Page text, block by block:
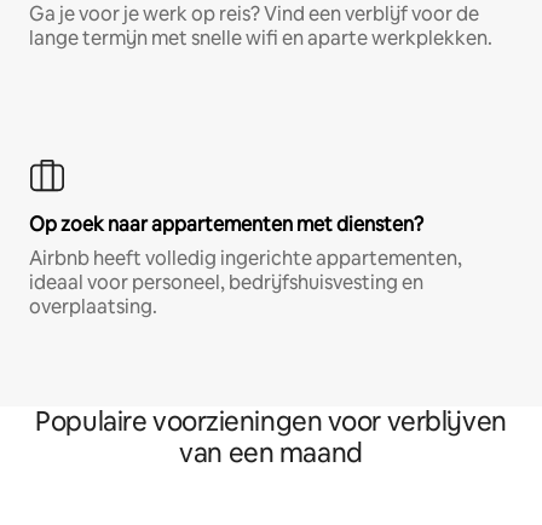
Ga je voor je werk op reis? Vind een verblijf voor de
lange termijn met snelle wifi en aparte werkplekken.
Op zoek naar appartementen met diensten?
Airbnb heeft volledig ingerichte appartementen,
ideaal voor personeel, bedrijfshuisvesting en
overplaatsing.
Populaire voorzieningen voor verblijven
van een maand